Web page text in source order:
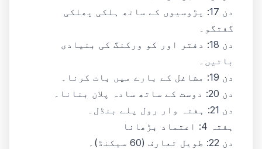
دن 17: پڑوسیوں کے ساتھ ہلکی پھلکی
گفتگو۔
دن 18: دفتر اور کو ورکنگ کی بنیادی
باتیں۔
دن 19: مشاغل کے بارے میں بات کرنا۔
دن 20: دوست کے ساتھ سادہ پلان بنانا۔
دن 21: ہفتہ وار رول پلے بنڈل۔
ہفتہ 4: اعتماد بڑھانا
دن 22: طویل تعارف (60 سیکنڈ)۔